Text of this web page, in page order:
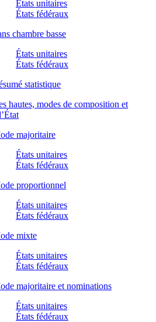
États unitaires
États fédéraux
chambre basse
États unitaires
États fédéraux
statistique
hautes, modes de composition et
majoritaire
États unitaires
États fédéraux
proportionnel
États unitaires
États fédéraux
mixte
États unitaires
États fédéraux
majoritaire et nominations
États unitaires
États fédéraux